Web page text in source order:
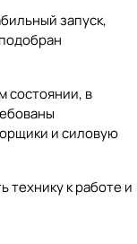
запуск,
состоянии, в
и силовую
технику к работе и